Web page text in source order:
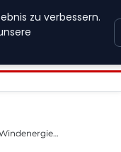
JOBS
zu verbessern.